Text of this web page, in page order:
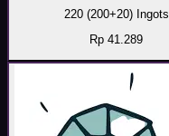
220 (200+20) Ingots
Rp 41.289